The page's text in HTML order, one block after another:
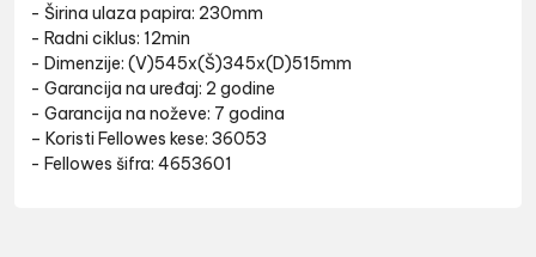
- Širina ulaza papira: 230mm
- Radni ciklus: 12min
- Dimenzije: (V)545x(Š)345x(D)515mm
- Garancija na uređaj: 2 godine
- Garancija na noževe: 7 godina
– Koristi Fellowes kese: 36053
- Fellowes šifra: 4653601